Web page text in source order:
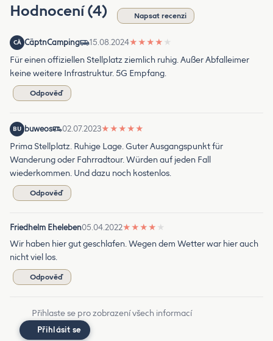
Hodnocení (4) Napsat recenzi
CÄ CäptnCamping 15.08.2024★ ★ ★ ★ ★
Für einen offiziellen Stellplatz ziemlich ruhig. Außer Abfalleimer
keine weitere Infrastruktur. 5G Empfang.
Odpověď
BU buweos 02.07.2023★ ★ ★ ★ ★
Prima Stellplatz. Ruhige Lage. Guter Ausgangspunkt für
Wanderung oder Fahrradtour. Würden auf jeden Fall
wiederkommen. Und dazu noch kostenlos.
Odpověď
Friedhelm Eheleben05.04.2022★ ★ ★ ★ ★
Wir haben hier gut geschlafen. Wegen dem Wetter war hier auch
nicht viel los.
Odpověď
Přihlaste se pro zobrazení všech informací
Přihlásit se